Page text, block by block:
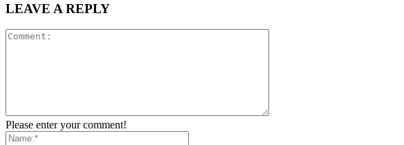
LEAVE A REPLY
Please enter your comment!